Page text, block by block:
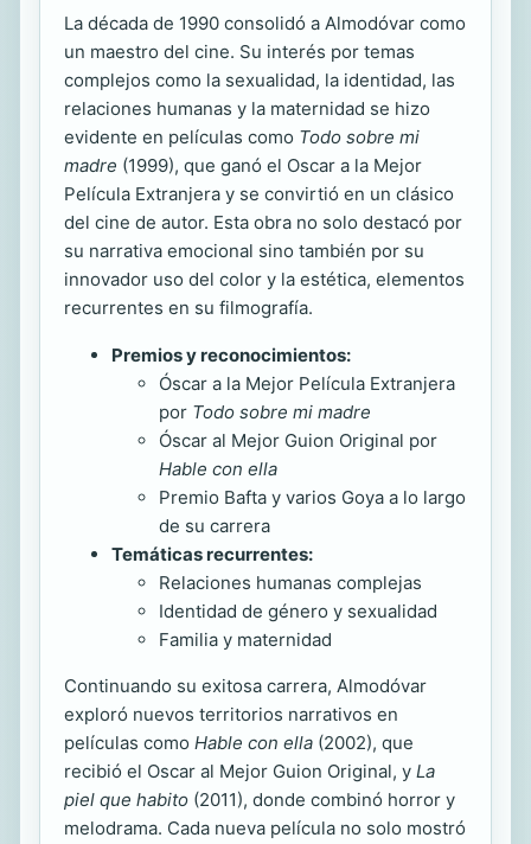
La década de 1990 consolidó a Almodóvar como
un maestro del cine. Su interés por temas
complejos como la sexualidad, la identidad, las
relaciones humanas y la maternidad se hizo
evidente en películas como Todo sobre mi
madre (1999), que ganó el Oscar a la Mejor
Película Extranjera y se convirtió en un clásico
del cine de autor. Esta obra no solo destacó por
su narrativa emocional sino también por su
innovador uso del color y la estética, elementos
recurrentes en su filmografía.
Premios y reconocimientos:
Óscar a la Mejor Película Extranjera
por Todo sobre mi madre
Óscar al Mejor Guion Original por
Hable con ella
Premio Bafta y varios Goya a lo largo
de su carrera
Temáticas recurrentes:
Relaciones humanas complejas
Identidad de género y sexualidad
Familia y maternidad
Continuando su exitosa carrera, Almodóvar
exploró nuevos territorios narrativos en
películas como Hable con ella (2002), que
recibió el Oscar al Mejor Guion Original, y La
piel que habito (2011), donde combinó horror y
melodrama. Cada nueva película no solo mostró